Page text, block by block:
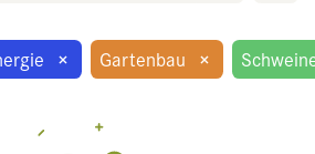
× Gartenbau ×